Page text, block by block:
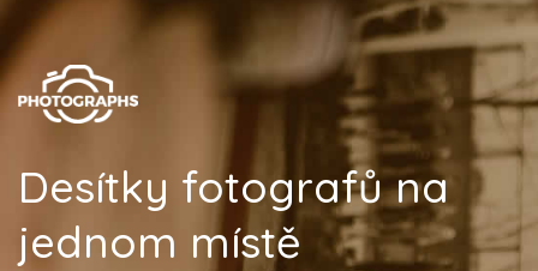
Desítky fotografů na
jednom místě